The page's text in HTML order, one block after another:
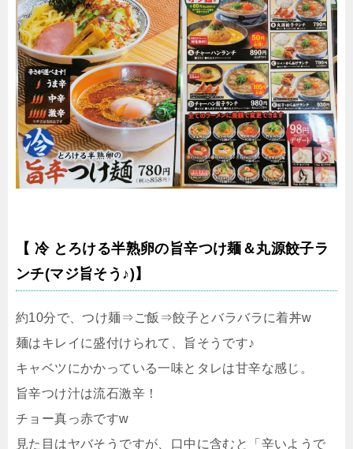
【 冷 とろける半熟卵の旨辛つけ麺＆丸源餃子ラ
ンチ(マジ旨そう♪)】
約10分で、つけ麺⇒ご飯⇒餃子とバラバラに着丼w
麺はキレイに盛付けられて、旨そうです♪
キャベツにかかっている一味とタレは甘辛な感じ。
旨辛つけ汁は流石激辛！
チョー真っ赤ですw
見た目はヤバそうですが、口中に含むと「辛いようで